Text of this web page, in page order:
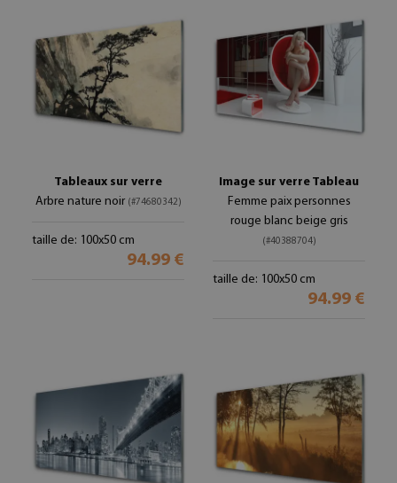
Tableaux sur verre
Arbre nature noir (#74680342)
taille de: 100x50 cm
94.99 €
Image sur verre Tableau
Femme paix personnes
rouge blanc beige gris
(#40388704)
taille de: 100x50 cm
94.99 €